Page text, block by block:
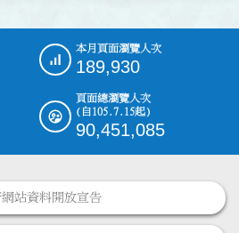
本月頁面瀏覽人次
189,930
頁面總瀏覽人次
(自105.7.15起)
90,451,085
站資料開放宣告